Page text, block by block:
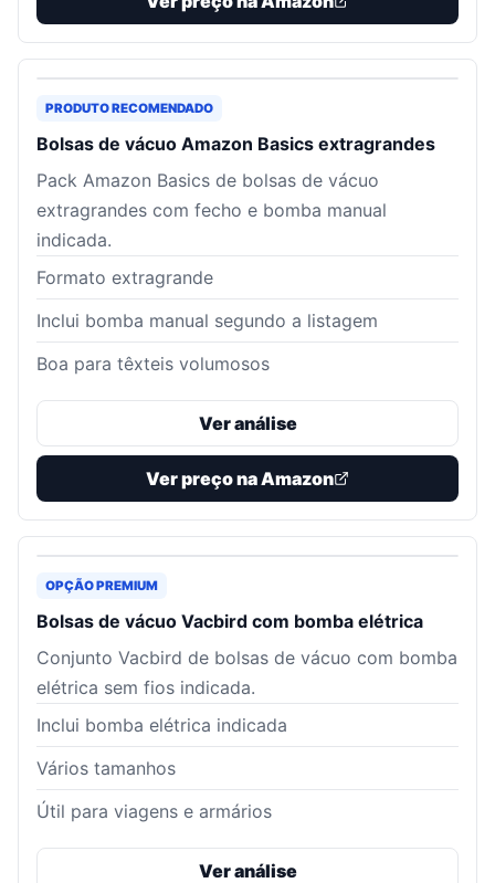
PRODUTO RECOMENDADO
Bolsas de vácuo Amazon Basics extragrandes
Pack Amazon Basics de bolsas de vácuo
extragrandes com fecho e bomba manual
indicada.
Formato extragrande
Inclui bomba manual segundo a listagem
Boa para têxteis volumosos
Ver análise
Ver preço na Amazon
OPÇÃO PREMIUM
Bolsas de vácuo Vacbird com bomba elétrica
Conjunto Vacbird de bolsas de vácuo com bomba
elétrica sem fios indicada.
Inclui bomba elétrica indicada
Vários tamanhos
Útil para viagens e armários
Ver análise